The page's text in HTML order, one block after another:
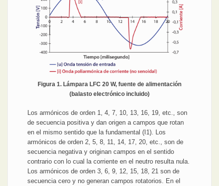
Figura 1. Lámpara LFC 20 W, fuente de alimentación
(balasto electrónico incluido)
Los armónicos de orden 1, 4, 7, 10, 13, 16, 19, etc., son
de secuencia positiva y dan origen a campos que rotan
en el mismo sentido que la fundamental (I1). Los
armónicos de orden 2, 5, 8, 11, 14, 17, 20, etc., son de
secuencia negativa y originan campos en el sentido
contrario con lo cual la corriente en el neutro resulta nula.
Los armónicos de orden 3, 6, 9, 12, 15, 18, 21 son de
secuencia cero y no generan campos rotatorios. En el